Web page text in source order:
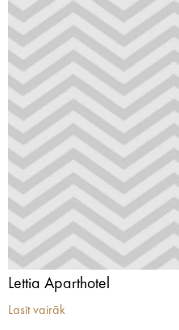
Lettia Aparthotel
Lasīt vairāk